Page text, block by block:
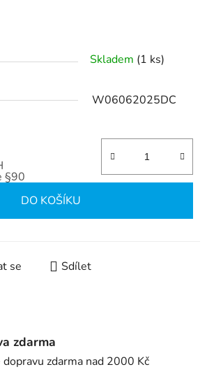
Skladem (1 ks)
W06062025DC
§90
DO KOŠÍKU
se Sdílet
zdarma
zdarma nad 2000 Kč